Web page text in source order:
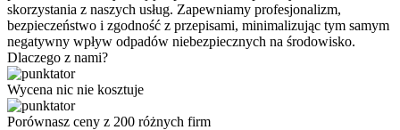
skorzystania z naszych usług. Zapewniamy profesjonalizm,
bezpieczeństwo i zgodność z przepisami, minimalizując tym samym
negatywny wpływ odpadów niebezpiecznych na środowisko.
Dlaczego z nami?
Wycena nic nie kosztuje
Porównasz ceny z 200 różnych firm